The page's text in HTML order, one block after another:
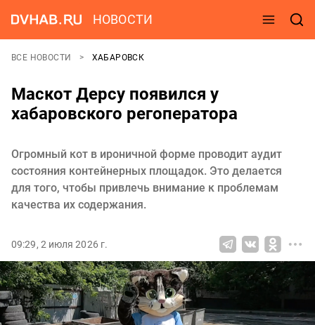
НОВОСТИ
ВСЕ НОВОСТИ ХАБАРОВСК
Маскот Дерсу появился у
хабаровского регоператора
Огромный кот в ироничной форме проводит аудит
состояния контейнерных площадок. Это делается
для того, чтобы привлечь внимание к проблемам
качества их содержания.
09:29, 2 июля 2026 г.